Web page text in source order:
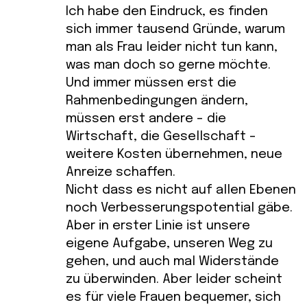
Ich habe den Eindruck, es finden
sich immer tausend Gründe, warum
man als Frau leider nicht tun kann,
was man doch so gerne möchte.
Und immer müssen erst die
Rahmenbedingungen ändern,
müssen erst andere – die
Wirtschaft, die Gesellschaft –
weitere Kosten übernehmen, neue
Anreize schaffen.
Nicht dass es nicht auf allen Ebenen
noch Verbesserungspotential gäbe.
Aber in erster Linie ist unsere
eigene Aufgabe, unseren Weg zu
gehen, und auch mal Widerstände
zu überwinden. Aber leider scheint
es für viele Frauen bequemer, sich